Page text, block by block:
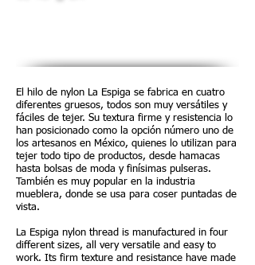
El hilo de nylon La Espiga se fabrica en cuatro
diferentes gruesos, todos son muy versátiles y
fáciles de tejer. Su textura firme y resistencia lo
han posicionado como la opción número uno de
los artesanos en México, quienes lo utilizan para
tejer todo tipo de productos, desde hamacas
hasta bolsas de moda y finísimas pulseras.
También es muy popular en la industria
mueblera, donde se usa para coser puntadas de
vista.
La Espiga nylon thread is manufactured in four
different sizes, all very versatile and easy to
work. Its firm texture and resistance have made